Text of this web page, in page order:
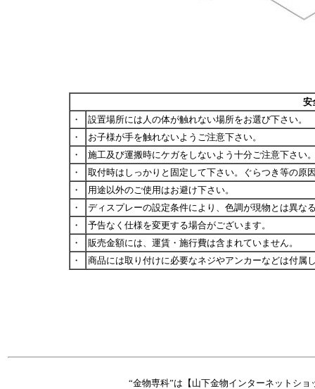
安
・
設置場所には人の体が触れない場所をお選び下さい。
・
お子様が手を触れないようご注意下さい。
・
施工及び運搬時にケガをしないよう十分ご注意下さい
・
取付時はしっかりと固定して下さい。ぐらつき等の原
・
用途以外のご使用はお避け下さい。
・
ディスプレーの設定条件により、色調が現物とは異な
・
予告なく仕様を変更する場合がございます。
・
販売金額には、運賃・施行費は含まれていません。
・
商品には取り付けに必要なネジやアンカーなどは付属
“金物専科”は【山下金物インターネットシ